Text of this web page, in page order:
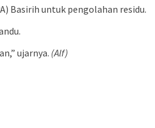
Basirih untuk pengolahan residu.
ujarnya. (Alf)